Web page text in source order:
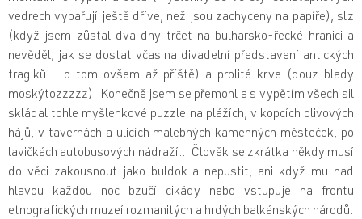
vedrech vypařují ještě dříve, než jsou zachyceny na papíře), slz
(když jsem zůstal dva dny trčet na bulharsko-řecké hranici a
nevěděl, jak se dostat včas na divadelní představení antických
tragiků - o tom ovšem až příště) a prolité krve (douz blady
moskýtozzzzz). Konečně jsem se přemohl a s vypětím všech sil
skládal tohle myšlenkové puzzle na plážích, v kopcích olivových
hájů, v tavernách a ulicích malebných kamenných městeček, po
lavičkách autobusových nádraží… Člověk se zkrátka někdy musí
do věci zakousnout jako buldok a nepustit, ani když mu nad
hlavou každou noc bzučí cikády nebo vstupuje na frontu
etnografických muzeí rozmanitých a hrdých balkánských národů.